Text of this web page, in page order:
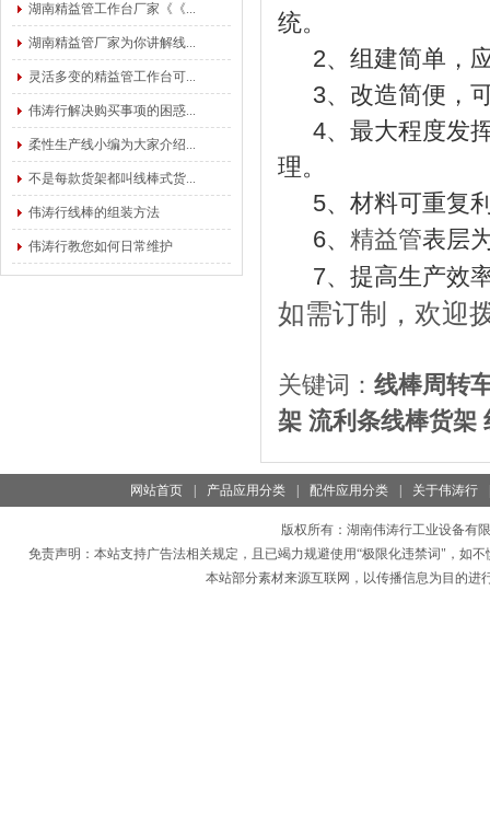
湖南精益管工作台厂家《《...
湖南精益管厂家为你讲解线...
灵活多变的精益管工作台可...
伟涛行解决购买事项的困惑...
柔性生产线小编为大家介绍...
不是每款货架都叫线棒式货...
伟涛行线棒的组装方法
伟涛行教您如何日常维护
统。
2、组建简单，应
3、改造简便，
4、最大程度发挥
理。
5、材料可重复利
6、精益管表层
7、提高生产效率
如需订制，欢迎
关键词：线棒周转
架 流利条线棒货架
网站首页 产品应用分类 配件应用分类 关于伟涛行
版权所有： 湖南伟涛行工业设备有
免责声明：本站支持广告法相关规定，且已竭力规避使用“极限化违禁词"，如
本站部分素材来源互联网，以传播信息为目的